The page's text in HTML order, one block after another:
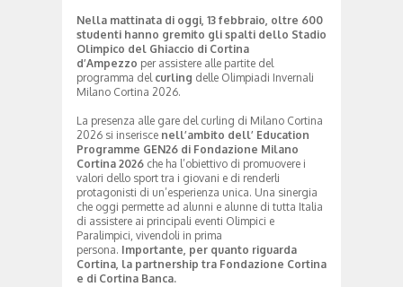
Nella mattinata di oggi, 13 febbraio, oltre 600
studenti hanno gremito gli spalti dello Stadio
Olimpico del Ghiaccio di Cortina
d’Ampezzo per assistere alle partite del
programma del curling delle Olimpiadi Invernali
Milano Cortina 2026.
La presenza alle gare del curling di Milano Cortina
2026 si inserisce nell’ambito dell’ Education
Programme GEN26 di Fondazione Milano
Cortina 2026 che ha l’obiettivo di promuovere i
valori dello sport tra i giovani e di renderli
protagonisti di un’esperienza unica. Una sinergia
che oggi permette ad alunni e alunne di tutta Italia
di assistere ai principali eventi Olimpici e
Paralimpici, vivendoli in prima
persona. Importante, per quanto riguarda
Cortina, la partnership tra Fondazione Cortina
e di Cortina Banca.